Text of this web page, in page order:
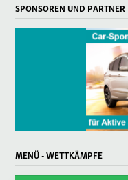
SPONSOREN UND PARTNER
MENÜ - WETTKÄMPFE